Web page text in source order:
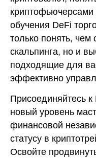
криптофьючерсами
обучения DeFi
только понять, чем
скальпинга, но и
подходящие для
эффективно
Присоединяйтесь
новый уровень
финансовой
статусу в
Освойте